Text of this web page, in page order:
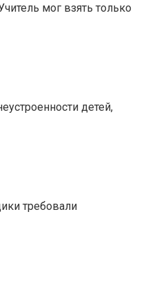
мог взять только
детей,
требовали